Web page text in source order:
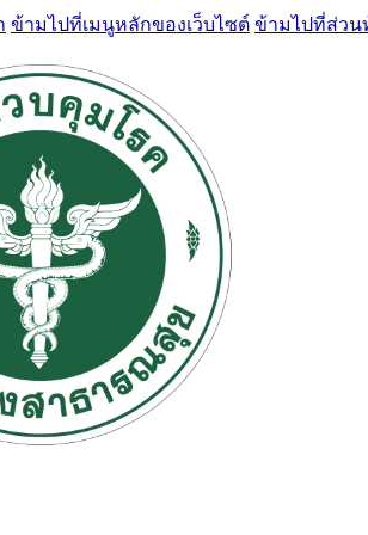
ข้ามไปที่เมนูหลักของเว็บไซต์ ข้ามไปที่ส่วน